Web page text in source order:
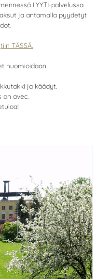
LYYTI-palvelussa
ja antamalla pyydetyt
TÄSSÄ.
huomioidaan.
ja käädyt.
on avec.